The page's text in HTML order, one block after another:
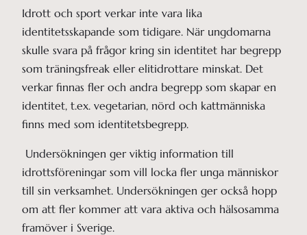
Idrott och sport verkar inte vara lika
identitetsskapande som tidigare. När ungdomarna
skulle svara på frågor kring sin identitet har begrepp
som träningsfreak eller elitidrottare minskat. Det
verkar finnas fler och andra begrepp som skapar en
identitet, t.ex. vegetarian, nörd och kattmänniska
finns med som identitetsbegrepp.
Undersökningen ger viktig information till
idrottsföreningar som vill locka fler unga människor
till sin verksamhet. Undersökningen ger också hopp
om att fler kommer att vara aktiva och hälsosamma
framöver i Sverige.